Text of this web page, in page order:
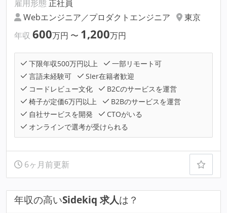
雇用形態 正社員
Webエンジニア／プロダクトエンジニア
東京
年収 600万円 〜 1,200万円
下限年収500万円以上
一部リモート可
言語未経験可
SIer在籍者歓迎
コードレビュー文化
B2Cのサービスを運営
椅子が定価6万円以上
B2Bのサービスを運営
自社サービスを開発
CTOがいる
オンラインで選考が受けられる
6ヶ月前更新
年収の高いSidekiq 求人は？